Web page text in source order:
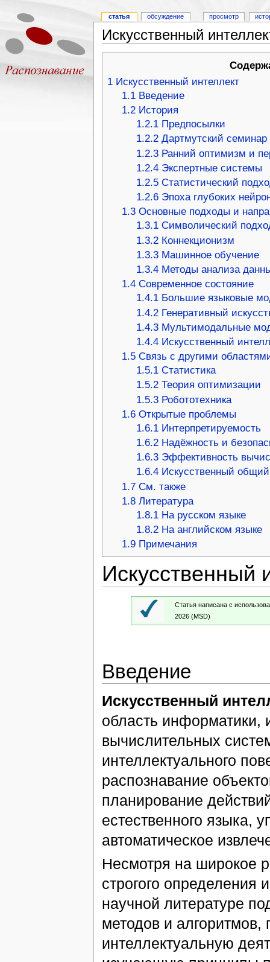
Искусственный
1 Искусственный интеллект
1.1 Введение
1.2 История
1.2.1 Предпосылки
1.2.2 Дартмутский семинар
1.2.3 Ранний оптимизм и
1.2.4 Экспертные системы
1.2.5 Статистический
1.2.6 Эпоха глубоких
1.3 Основные подходы и
1.3.1 Символический
1.3.2 Коннекционизм
1.3.3 Машинное обучение
1.3.4 Методы анализа
1.4 Современное состояние
1.4.1 Большие языковые
1.4.2 Генеративный
1.4.3 Мультимодальные
1.4.4 Искусственный
1.5 Связь с другими
1.5.1 Статистика
1.5.2 Теория оптимизации
1.5.3 Робототехника
1.6 Открытые проблемы
1.6.1 Интерпретируемость
1.6.2 Надёжность и
1.6.3 Эффективность
1.6.4 Искусственный общий
1.7 См. также
1.8 Литература
1.8.1 На русском языке
1.8.2 На английском языке
1.9 Примечания
Искусственный
Статья написана с
2026 (MSD)
Введение
Искусственный
область
вычислительных
интеллектуального
распознавание
планирование
естественного языка,
автоматическое
Несмотря на широкое
строгого определения
научной литературе
методов и алгоритмов,
интеллектуальную
статья обсуждение просмотр